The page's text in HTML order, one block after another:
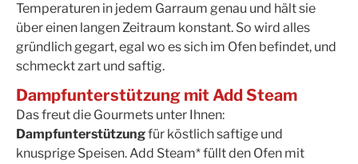
Temperaturen in jedem Garraum genau und hält sie
über einen langen Zeitraum konstant. So wird alles
gründlich gegart, egal wo es sich im Ofen befindet, und
schmeckt zart und saftig.
Dampfunterstützung mit Add Steam
Das freut die Gourmets unter Ihnen:
Dampfunterstützungfür köstlich saftige und
knusprige Speisen. Add Steam* füllt den Ofen mit